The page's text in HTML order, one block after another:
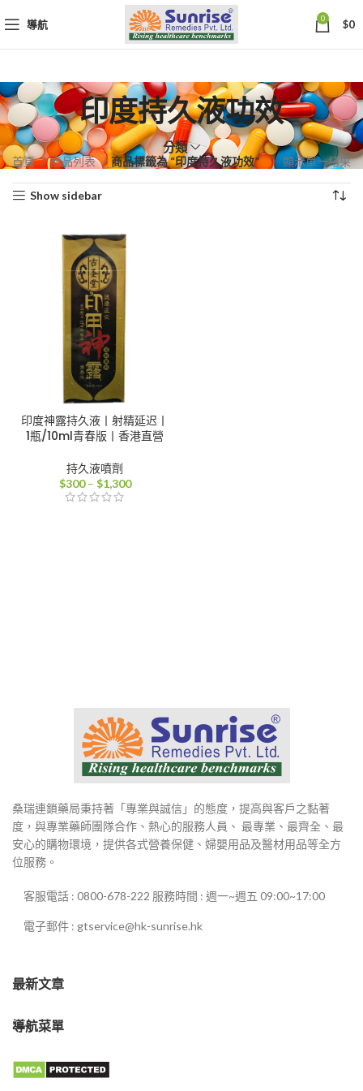
導航 0 $0
印度持久液功效
分類
首頁 商品列表 商品標籤為 “印度持久液功效” 顯示單一結果
Show sidebar
印度神露持久液丨射精延迟丨
1瓶/10ml青春版丨香港直營
持久液噴劑
$300 – $1,300價
桑瑞連鎖藥局秉持著「專業與誠信」的態度，提高與客戶之黏著
度，與專業藥師團隊合作、熱心的服務人員、 最專業、最齊全、最
安心的購物環境，提供各式營養保健、婦嬰用品及醫材用品等全方
位服務。
客服電話 : 0800-678-222 服務時間 : 週一~週五 09:00~17:00
電子郵件 : gtservice@hk-sunrise.hk
最新文章
導航菜單